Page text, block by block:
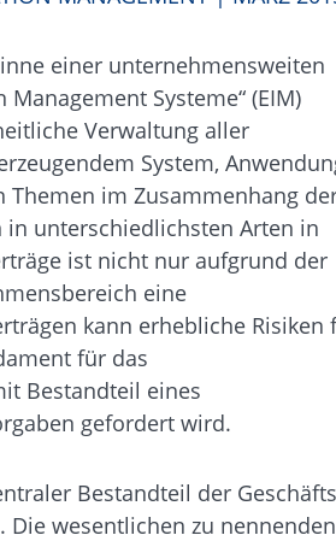
einer unternehmensweiten
Systeme“ (EIM)
Verwaltung aller
System,
im Zusammenhang
unterschiedlichsten Arten in
ist nicht nur aufgrund der
eine
kann erhebliche Risiken
für das
Bestandteil eines
gefordert wird.
Bestandteil der
wesentlichen zu